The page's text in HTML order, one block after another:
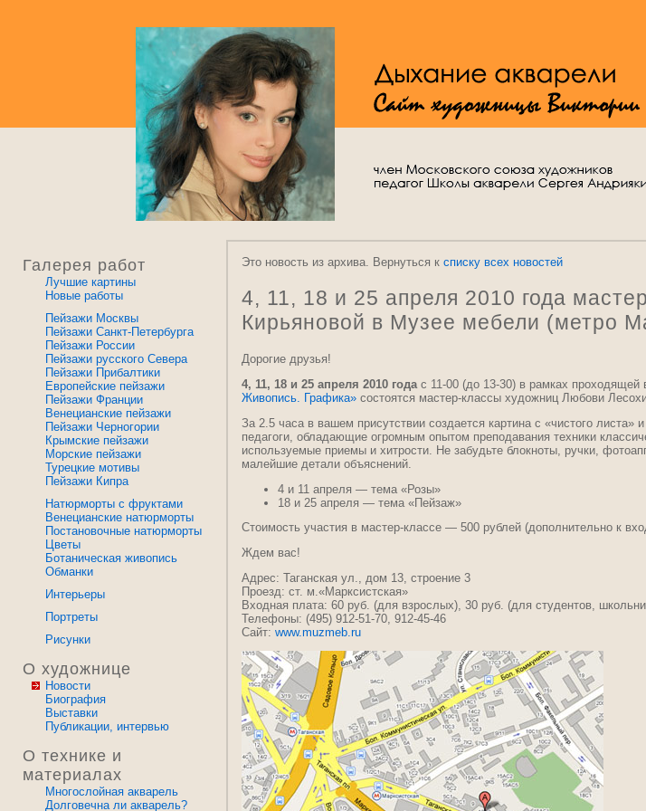
Галерея работ
Лучшие картины
Новые работы
Пейзажи Москвы
Пейзажи Санкт-Петербурга
Пейзажи России
Пейзажи русского Севера
Пейзажи Прибалтики
Европейские пейзажи
Пейзажи Франции
Венецианские пейзажи
Пейзажи Черногории
Крымские пейзажи
Морские пейзажи
Турецкие мотивы
Пейзажи Кипра
Натюрморты с фруктами
Венецианские натюрморты
Постановочные натюрморты
Цветы
Ботаническая живопись
Обманки
Интерьеры
Портреты
Рисунки
О художнице
Новости
Биография
Выставки
Публикации, интервью
О технике и
материалах
Многослойная акварель
Долговечна ли акварель?
Это новость из архива. Вернуться к списку всех новостей
4, 11, 18 и 25 апреля 2010 года
Кирьяновой в Музее мебели (метро
Дорогие друзья!
4, 11, 18 и 25 апреля 2010 годас 11-00 (до 13-30) в рамках проходящей
Живопись. Графика» состоятся мастер-классы художниц Любови
За 2.5 часа в вашем присутствии создается картина с «чистого
педагоги, обладающие огромным опытом преподавания техники
используемые приемы и хитрости. Не забудьте блокноты, ручки,
малейшие детали объяснений.
4 и 11 апреля — тема «Розы»
18 и 25 апреля — тема «Пейзаж»
Стоимость участия в мастер-классе — 500 рублей (дополнительно к
Ждем вас!
Адрес: Таганская ул., дом 13, строение 3
Проезд: ст. м.«Марксистская»
Входная плата: 60 руб. (для взрослых), 30 руб. (для студентов,
Телефоны: (495) 912-51-70, 912-45-46
Сайт: www.muzmeb.ru